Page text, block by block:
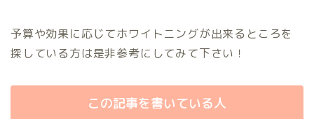
予算や効果に応じてホワイトニングが出来るところを
探している方は是非参考にしてみて下さい！
この記事を書いている人